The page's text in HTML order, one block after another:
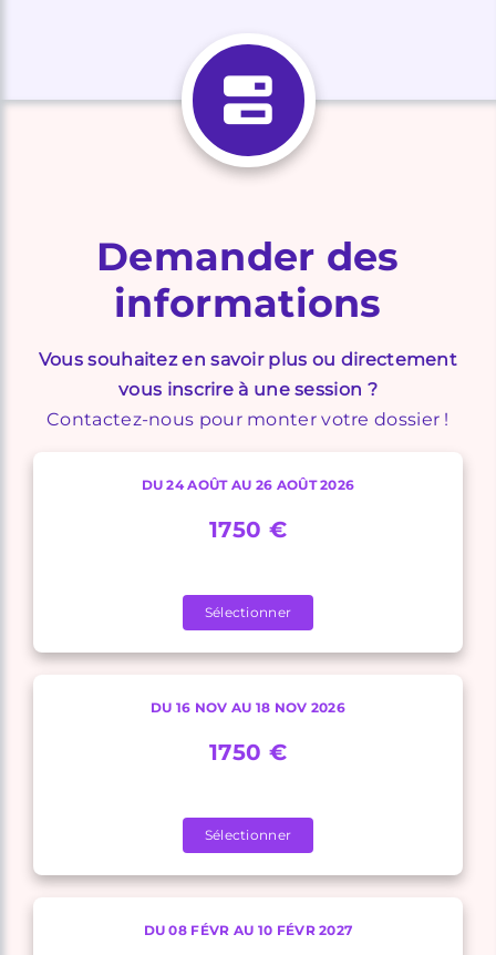
Demander des
informations
Vous souhaitez en savoir plus ou directement
vous inscrire à une session ?
Contactez-nous pour monter votre dossier !
DU 24 AOÛT AU 26 AOÛT 2026
1750 €
Sélectionner
DU 16 NOV AU 18 NOV 2026
1750 €
Sélectionner
DU 08 FÉVR AU 10 FÉVR 2027